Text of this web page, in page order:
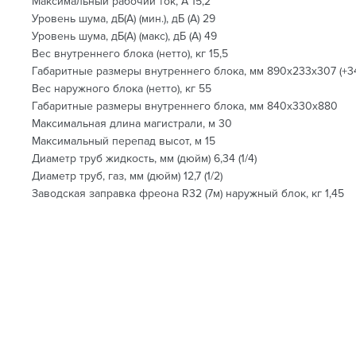
Уровень шума, дБ(A) (мин.), дБ (А) 29
Уровень шума, дБ(A) (макс), дБ (А) 49
Вес внутреннего блока (нетто), кг 15,5
Габаритные размеры внутреннего блока, мм 890х233х307
Вес наружного блока (нетто), кг 55
Габаритные размеры внутреннего блока, мм 840х330х880
Максимальная длина магистрали, м 30
Максимальный перепад высот, м 15
Диаметр труб жидкость, мм (дюйм) 6,34 (1/4)
Диаметр труб, газ, мм (дюйм) 12,7 (1/2)
Заводская заправка фреона R32 (7м) наружный блок, кг 1,45